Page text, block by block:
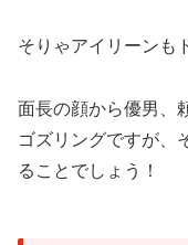
そりゃアイリーンも
面長の顔から優男、
ゴズリングですが、
ることでしょう！